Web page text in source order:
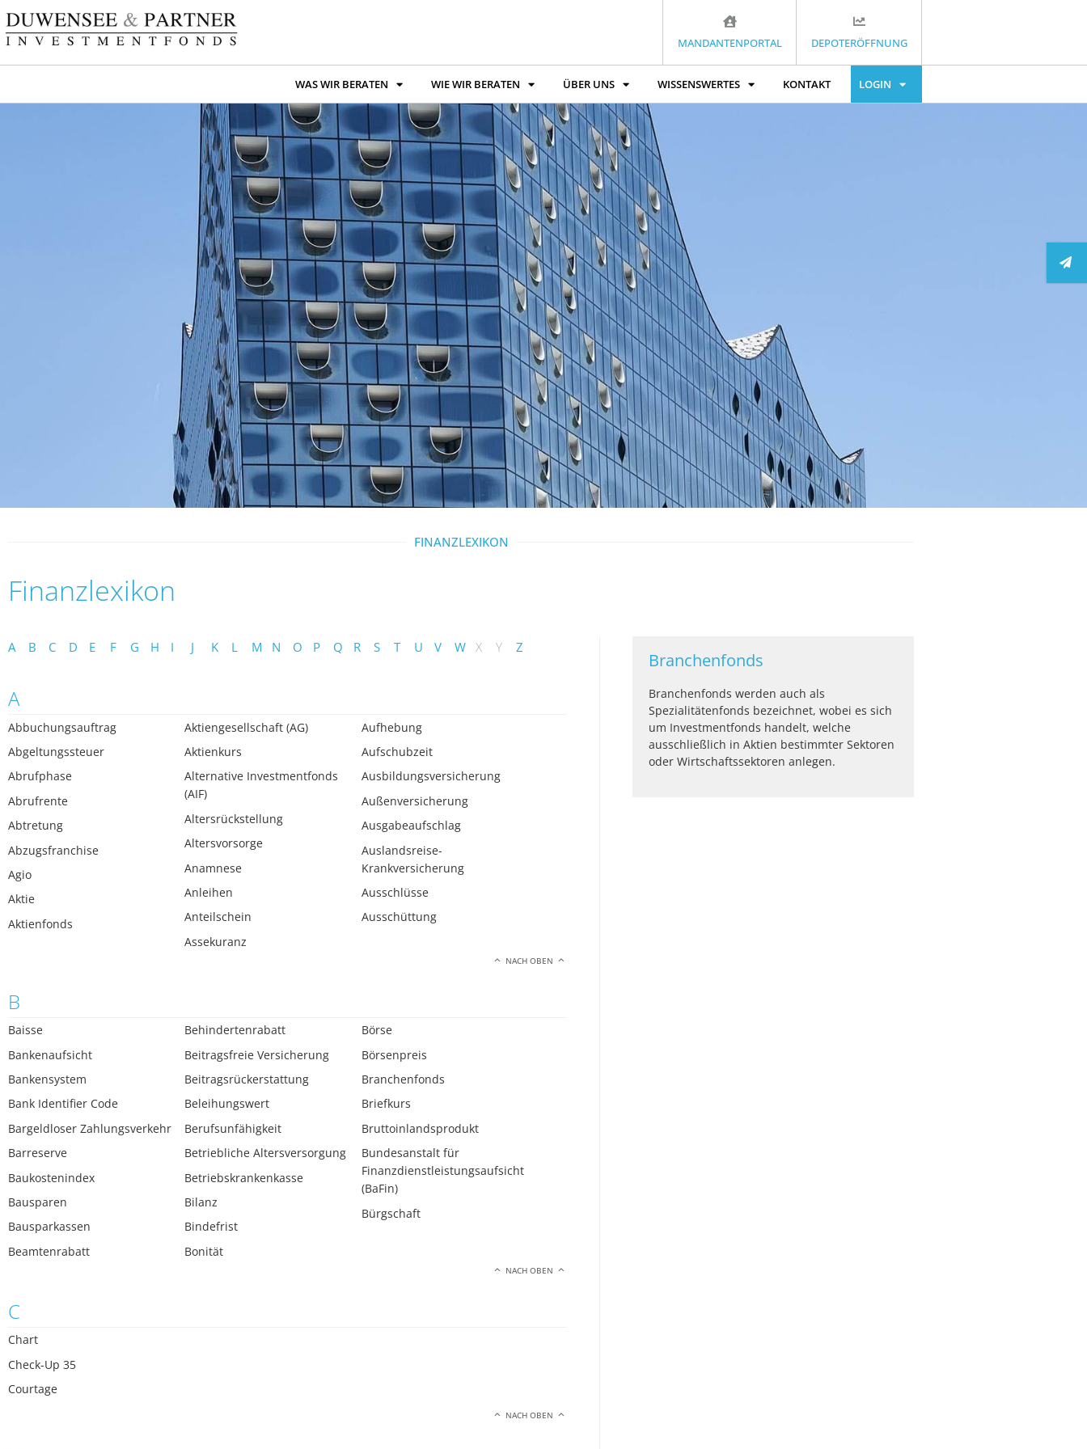
MANDANTENPORTAL DEPOTERÖFFNUNG
WAS WIR BERATEN WIE WIR BERATEN ÜBER UNS WISSENSWERTES KONTAKT LOGIN
FINANZLEXIKON
Finanzlexikon
A B C D E F G H I J K L M N O P Q R S T U V W X Y Z
A
Abbuchungsauftrag
Abgeltungssteuer
Abrufphase
Abrufrente
Abtretung
Abzugsfranchise
Agio
Aktie
Aktienfonds
Aktiengesellschaft (AG)
Aktienkurs
Alternative Investmentfonds
(AIF)
Altersrückstellung
Altersvorsorge
Anamnese
Anleihen
Anteilschein
Assekuranz
Aufhebung
Aufschubzeit
Ausbildungsversicherung
Außenversicherung
Ausgabeaufschlag
Auslandsreise-
Krankversicherung
Ausschlüsse
Ausschüttung
NACH OBEN
B
Baisse
Bankenaufsicht
Bankensystem
Bank Identifier Code
Bargeldloser Zahlungsverkehr
Barreserve
Baukostenindex
Bausparen
Bausparkassen
Beamtenrabatt
Behindertenrabatt
Beitragsfreie Versicherung
Beitragsrückerstattung
Beleihungswert
Berufsunfähigkeit
Betriebliche Altersversorgung
Betriebskrankenkasse
Bilanz
Bindefrist
Bonität
Börse
Börsenpreis
Branchenfonds
Briefkurs
Bruttoinlandsprodukt
Bundesanstalt für
Finanzdienstleistungsaufsicht
(BaFin)
Bürgschaft
NACH OBEN
C
Chart
Check-Up 35
Courtage
NACH OBEN
Branchenfonds
Branchenfonds werden auch als
Spezialitätenfonds bezeichnet, wobei es sich
um Investmentfonds handelt, welche
ausschließlich in Aktien bestimmter Sektoren
oder Wirtschaftssektoren anlegen.